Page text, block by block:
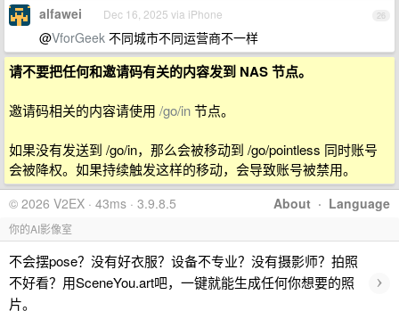
26
alfawei Dec 16, 2025 via iPhone
@VforGeek 不同城市不同运营商不一样
请不要把任何和邀请码有关的内容发到 NAS 节点。
邀请码相关的内容请使用 /go/in节点。
如果没有发送到 /go/in，那么会被移动到 /go/pointless 同时账号
会被降权。如果持续触发这样的移动，会导致账号被禁用。
About · Language
© 2026 V2EX · 43ms · 3.9.8.5
你的AI影像室
不会摆pose？没有好衣服？设备不专业？没有摄影师？拍照
不好看？用SceneYou.art吧，一键就能生成任何你想要的照
片。
›